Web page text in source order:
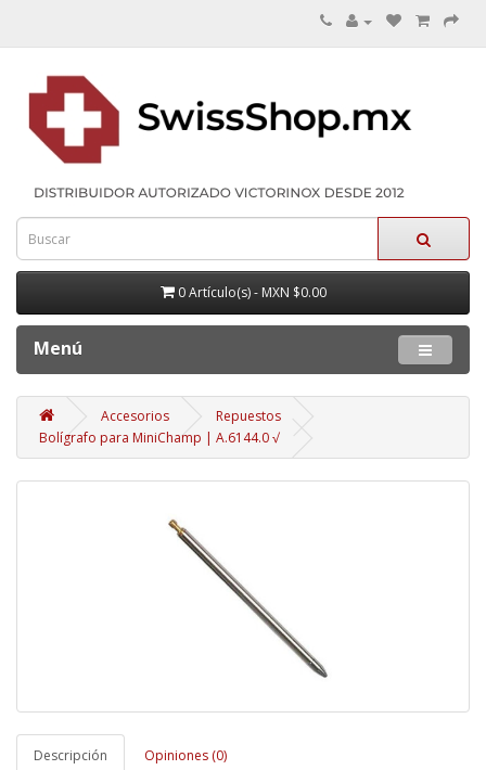
0 Artículo(s) - MXN $0.00
Menú
Accesorios
Repuestos
Bolígrafo para MiniChamp | A.6144.0 √
Descripción Opiniones (0)